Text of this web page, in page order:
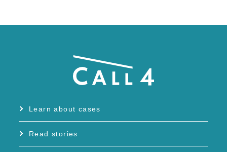
Learn about cases
Read stories